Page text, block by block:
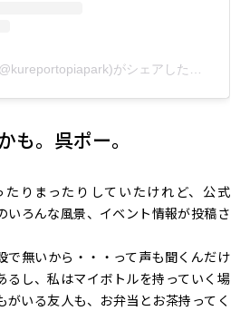
も。呉ポー。
りまったりしていたけれど、公式
ろんな風景、イベント情報が投稿さ
で無いから・・・って声も聞くんだけ
るし、私はマイボトルを持っていく場
がいる友人も、お弁当とお茶持ってく